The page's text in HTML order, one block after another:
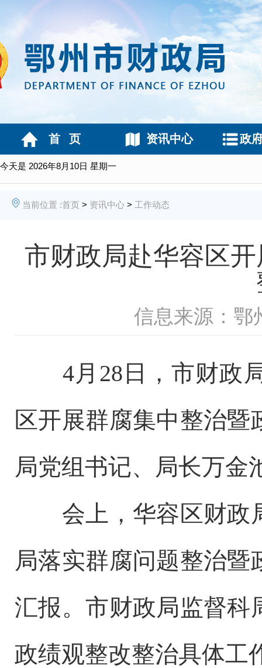
今天是 2026年8月10日 星期一
首 页 资讯中心 政
当前位置 :首页 > 资讯中心 > 工作动态
市财政局赴华容区
信息来源：鄂
4月28日，市财政局
区开展群腐集中整治
局党组书记、局长万金
会上，华容区财政
局落实群腐问题整治
汇报。市财政局监督科
政绩观整改整治具体工